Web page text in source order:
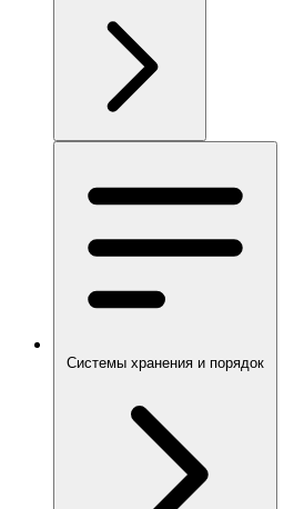
Системы хранения и порядок